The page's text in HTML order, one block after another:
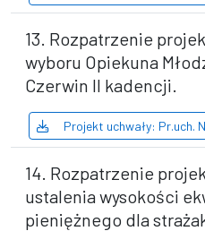
13. Rozpatrzenie
wyboru Opiekuna
Czerwin II kadencji.
Projekt uchwały: Pr.uch.
14. Rozpatrzenie
ustalenia wysokości
pieniężnego dla